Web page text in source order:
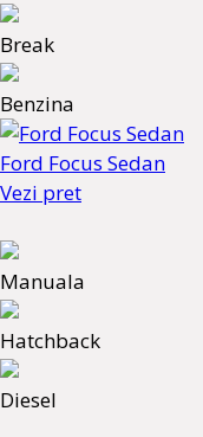
Break
Benzina
Ford Focus Sedan
Vezi pret
Manuala
Hatchback
Diesel